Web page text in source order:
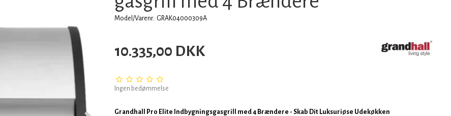
Model/Varenr.: GRAK04000309A
10.335,00 DKK
Ingen bedømmelse
Grandhall Pro Elite Indbygningsgasgrill med 4 Brændere - Skab Dit Luksuriøse Udekøkken